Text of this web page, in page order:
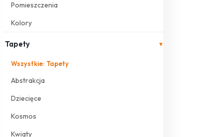
Pomieszczenia
Kolory
Tapety ▾
Wszystkie: Tapety
Abstrakcja
Dziecięce
Kosmos
Kwiaty